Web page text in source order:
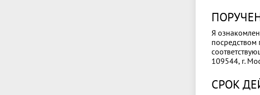
Я
посредством
109544, г.
СРОК